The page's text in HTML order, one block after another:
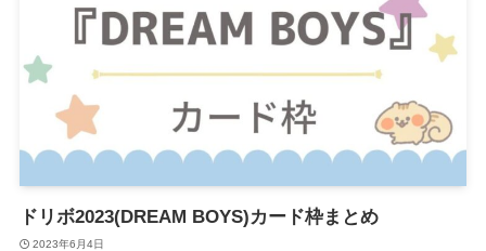
ドリボ2023(DREAM BOYS)カード枠まとめ
2023年6月4日